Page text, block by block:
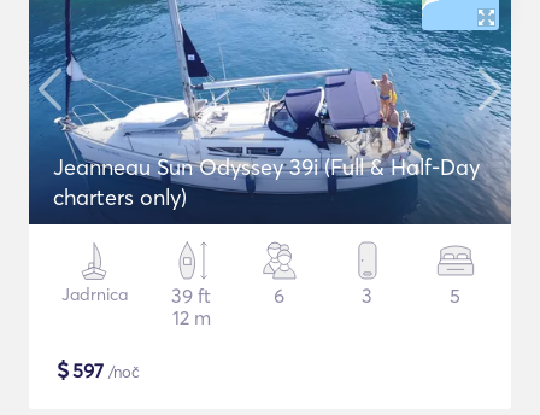
Jeanneau Sun Odyssey 39i (Full & Half-Day
charters only)
Jadrnica
39 ft
12 m
6 3 5
$597 /noč